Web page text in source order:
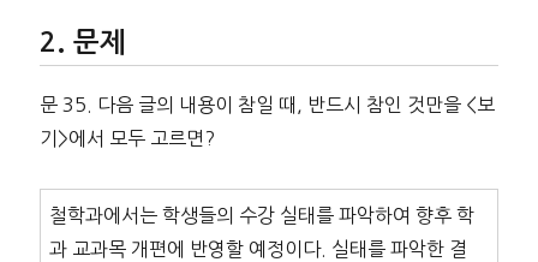
문제
문 35. 다음 글의 내용이 참일 때, 반드시 참인 것만을 <보
기>에서 모두 고르면?
철학과에서는 학생들의 수강 실태를 파악하여 향후 학
과 교과목 개편에 반영할 예정이다. 실태를 파악한 결